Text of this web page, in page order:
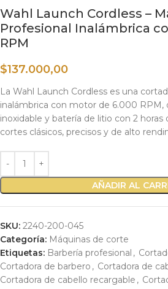
Wahl Launch Cordless –
Profesional Inalámbrica
RPM
$137.000,00
La Wahl Launch Cordless es una
inalámbrica con motor de 6.000 RPM,
inoxidable y batería de litio con 2 horas
cortes clásicos, precisos y de alto
AÑADIR AL
SKU: 2240-200-045
Categoría: Máquinas de corte
Etiquetas: Barbería profesional ,
Cortadora de barbero , Cortadora de
Cortadora de cabello recargable ,